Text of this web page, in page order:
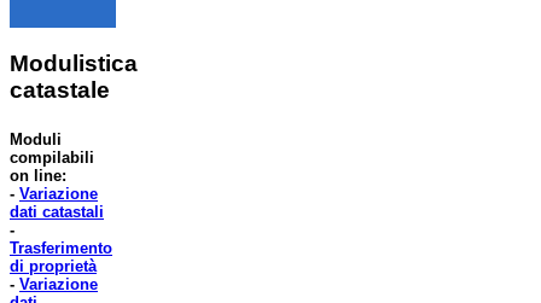
Modulistica
catastale
Moduli
compilabili
on line:
- Variazione
dati catastali
-
Trasferimento
di proprietà
- Variazione